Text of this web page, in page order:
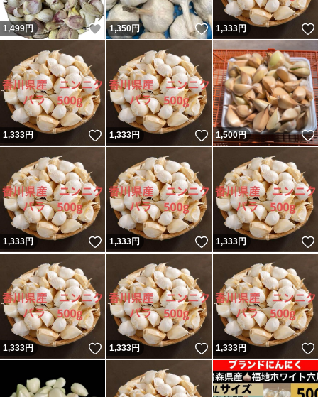
1,499円 いいね！
1,350円 いいね！
1,333円
1,333円 いいね！
1,333円 いいね！
1,500円
1,333円 いいね！
1,333円 いいね！
1,333円
1,333円 いいね！
1,333円 いいね！
1,333円